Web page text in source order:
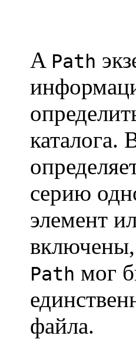
A Path
каталога.
серию
элемент
включены,
Path мог
файла.